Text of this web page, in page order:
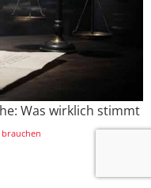
Was wirklich stimmt